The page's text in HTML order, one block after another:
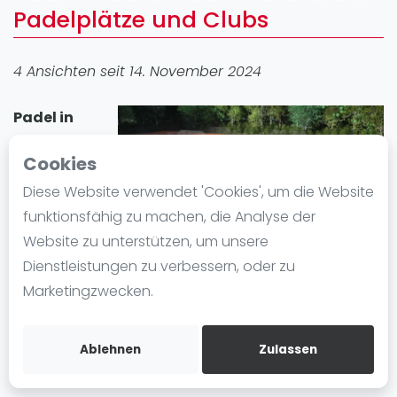
Cookies
Diese Website verwendet 'Cookies', um die Website
funktionsfähig zu machen, die Analyse der
Website zu unterstützen, um unsere
Dienstleistungen zu verbessern, oder zu
Marketingzwecken.
Ablehnen Zulassen
Ranking
Frauen
FIP Männer
Blog
Die Geschichte von Padel
Regeln und Punktzählung
Padel Schläge
Video
Padelplätze und Clubs
4 Ansichten seit 14. November 2024
Padel in
erfreut sich
großer
Beliebtheit. In
der Stadt gibt
es 1 Padel-
Standort mit insgesamt 2 Padelplatz plätze. Egal ob
können Sie Padel spielen und einen Padelplatz